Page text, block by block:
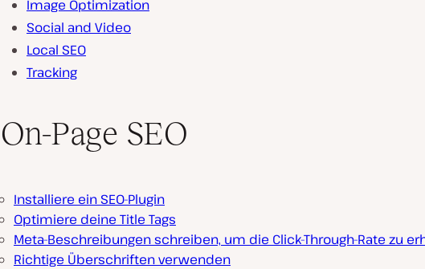
Image Optimization
Social and Video
Local SEO
Tracking
On-Page SEO
Installiere ein SEO-Plugin
Optimiere deine Title Tags
Meta-Beschreibungen schreiben, um die Click-Through-Rate zu
Richtige Überschriften verwenden